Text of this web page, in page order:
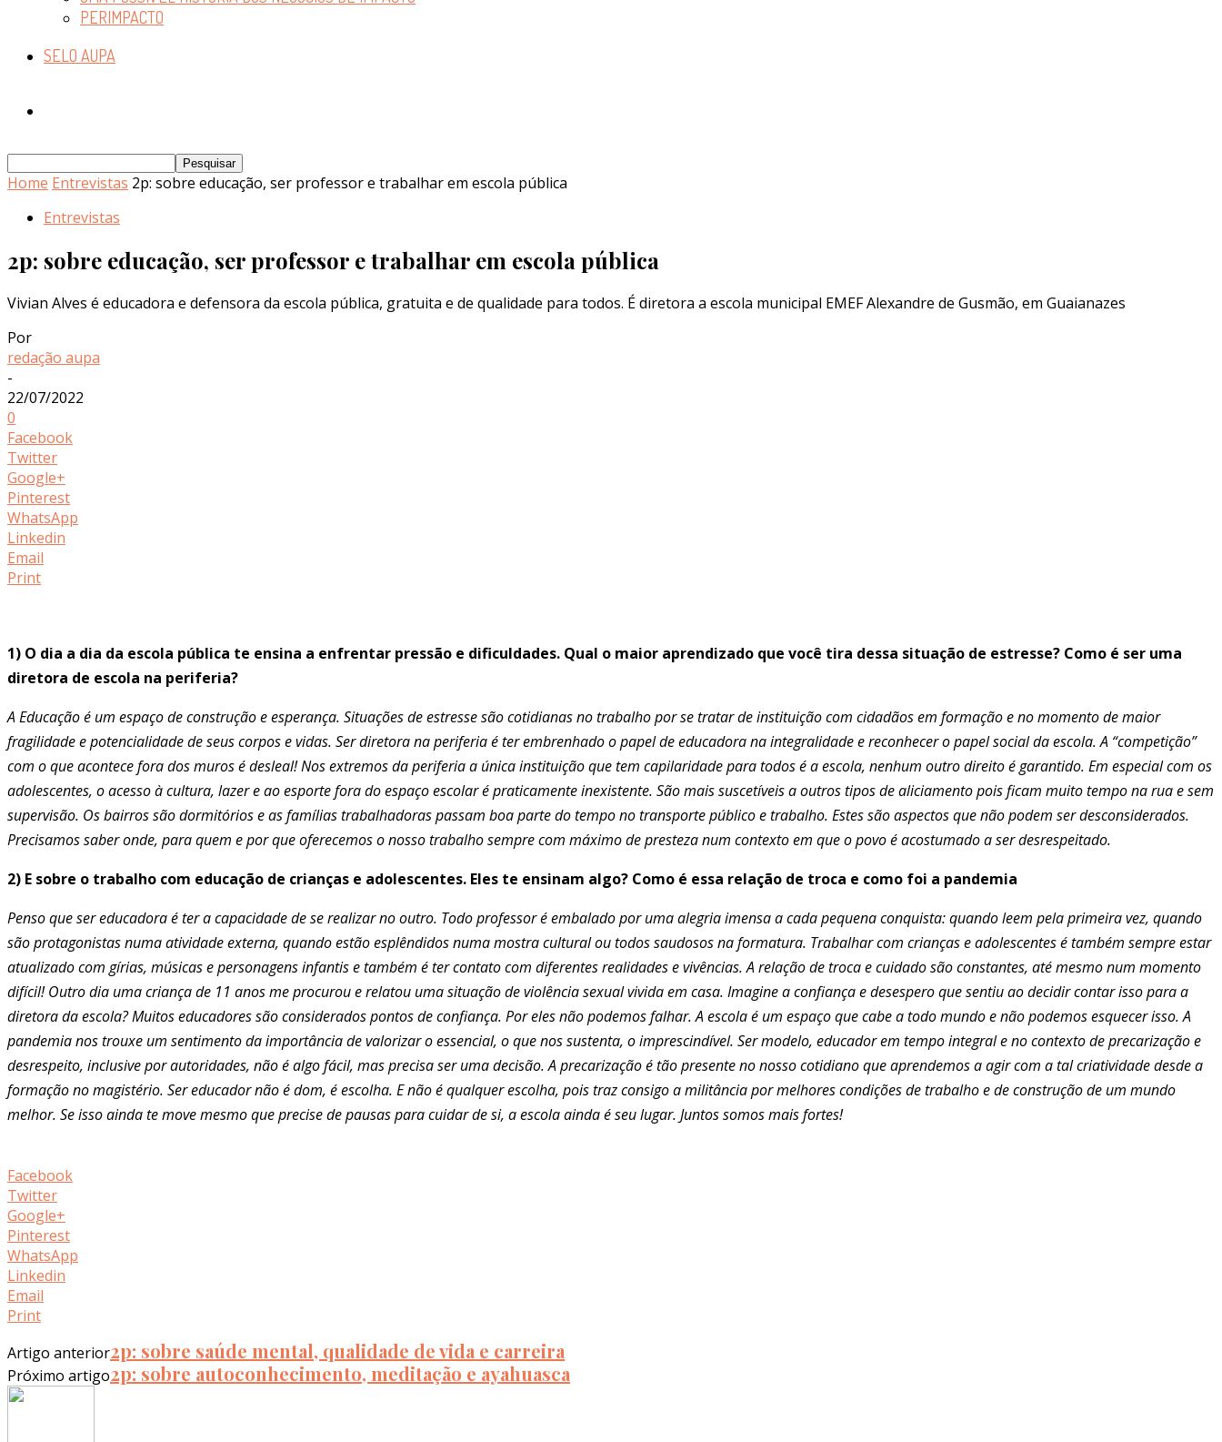
PERIMPACTO
SELO AUPA
Home Entrevistas 2p: sobre educação, ser professor e trabalhar em escola pública
Entrevistas
2p: sobre educação, ser professor e trabalhar em escola pública
Vivian Alves é educadora e defensora da escola pública, gratuita e de qualidade para todos. É diretora a escola municipal EMEF Alexandre de Gusmão, em Guaianazes
Por
redação aupa
-
22/07/2022
0
Facebook
Twitter
Google+
Pinterest
WhatsApp
Linkedin
Email
Print
1) O dia a dia da escola pública te ensina a enfrentar pressão e dificuldades. Qual o maior aprendizado que você tira dessa situação de estresse? Como é ser uma
diretora de escola na periferia?
A Educação é um espaço de construção e esperança. Situações de estresse são cotidianas no trabalho por se tratar de instituição com cidadãos em formação e no momento de maior
fragilidade e potencialidade de seus corpos e vidas. Ser diretora na periferia é ter embrenhado o papel de educadora na integralidade e reconhecer o papel social da escola.A “competição”
com o que acontece fora dos muros é desleal! Nos extremos da periferia a única instituição que tem capilaridade para todos é a escola, nenhum outro direito é garantido. Em especial com os
adolescentes, o acesso à cultura, lazer e ao esporte fora do espaço escolar é praticamente inexistente. São mais suscetíveis a outros tipos de aliciamento pois ficam muito tempo na rua e sem
supervisão. Os bairros são dormitórios e as famílias trabalhadoras passam boa parte do tempo no transporte público e trabalho. Estes são aspectos que não podem ser desconsiderados.
Precisamos saber onde, para quem e por que oferecemos o nosso trabalho sempre com máximo de presteza num contexto em que o povo é acostumado a ser desrespeitado.
2) E sobre o trabalho com educação de crianças e adolescentes. Eles te ensinam algo? Como é essa relação de troca e como foi a pandemia
Penso que ser educadora é ter a capacidade de se realizar no outro. Todo professor é embalado por uma alegria imensa a cada pequena conquista: quando leem pela primeira vez, quando
são protagonistas numa atividade externa, quando estão esplêndidos numa mostra cultural ou todos saudosos na formatura. Trabalhar com crianças e adolescentes é também sempre estar
atualizado com gírias, músicas e personagens infantis e também é ter contato com diferentes realidades e vivências.A relação de troca e cuidado são constantes, até mesmo num momento
difícil! Outro dia uma criança de 11 anos me procurou e relatou uma situação de violência sexual vivida em casa. Imagine a confiança e desespero que sentiu ao decidir contar isso para a
diretora da escola? Muitos educadores são considerados pontos de confiança. Por eles não podemos falhar.A escola é um espaço que cabe a todo mundo e não podemos esquecer isso. A
pandemia nos trouxe um sentimento da importância de valorizar o essencial, o que nos sustenta, o imprescindível. Ser modelo, educador em tempo integral e no contexto de precarização e
desrespeito, inclusive por autoridades, não é algo fácil, mas precisa ser uma decisão. A precarização é tão presente no nosso cotidiano que aprendemos a agir com a tal criatividade desde a
formação no magistério. Ser educador não é dom, é escolha. E não é qualquer escolha, pois traz consigo a militância por melhores condições de trabalho e de construção de um mundo
melhor. Se isso ainda te move mesmo que precise de pausas para cuidar de si, a escola ainda é seu lugar. Juntos somos mais fortes!
Facebook
Twitter
Google+
Pinterest
WhatsApp
Linkedin
Email
Print
Artigo anterior2p: sobre saúde mental, qualidade de vida e carreira
Próximo artigo2p: sobre autoconhecimento, meditação e ayahuasca